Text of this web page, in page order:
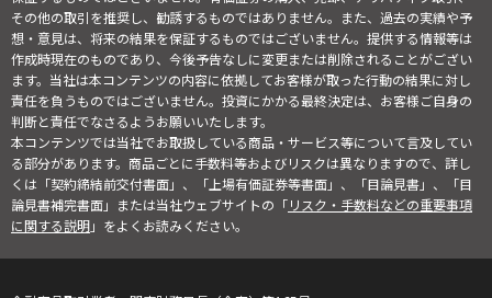
その他の取引を推奨し、勧誘するものではありません。また、過去の実績や予
想・意見は、将来の結果を保証するものではございません。提供する情報等は
作成時現在のものであり、今後予告なしに変更または削除されることがござい
ます。当社は本コンテンツの内容に依拠してお客様が取った行動の結果に対し
責任を負うものではございません。投資にかかる最終決定は、お客様ご自身の
判断と責任でなさるようお願いいたします。
本コンテンツでは当社でお取扱している商品・サービス等について言及してい
る部分があります。商品ごとに手数料等およびリスクは異なりますので、詳し
くは「契約締結前交付書面」、「上場有価証券等書面」、「目論見書」、「目
論見書補完書面」または当社ウェブサイトの「リスク・手数料などの重要事項
に関する説明」をよくお読みください。